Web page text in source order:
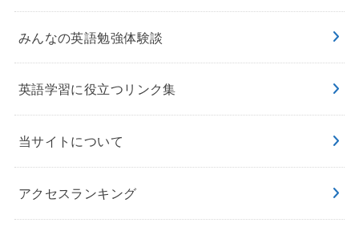
みんなの英語勉強体験談
英語学習に役立つリンク集
当サイトについて
アクセスランキング